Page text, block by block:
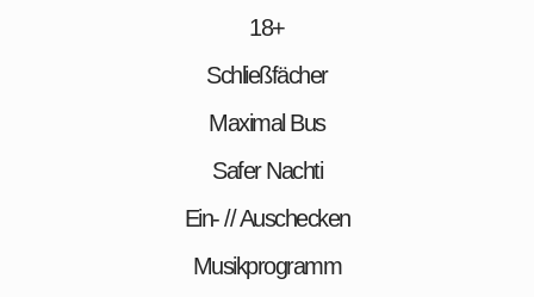
18+
Schließfächer
Maximal Bus
Safer Nachti
Ein- // Auschecken
Musikprogramm